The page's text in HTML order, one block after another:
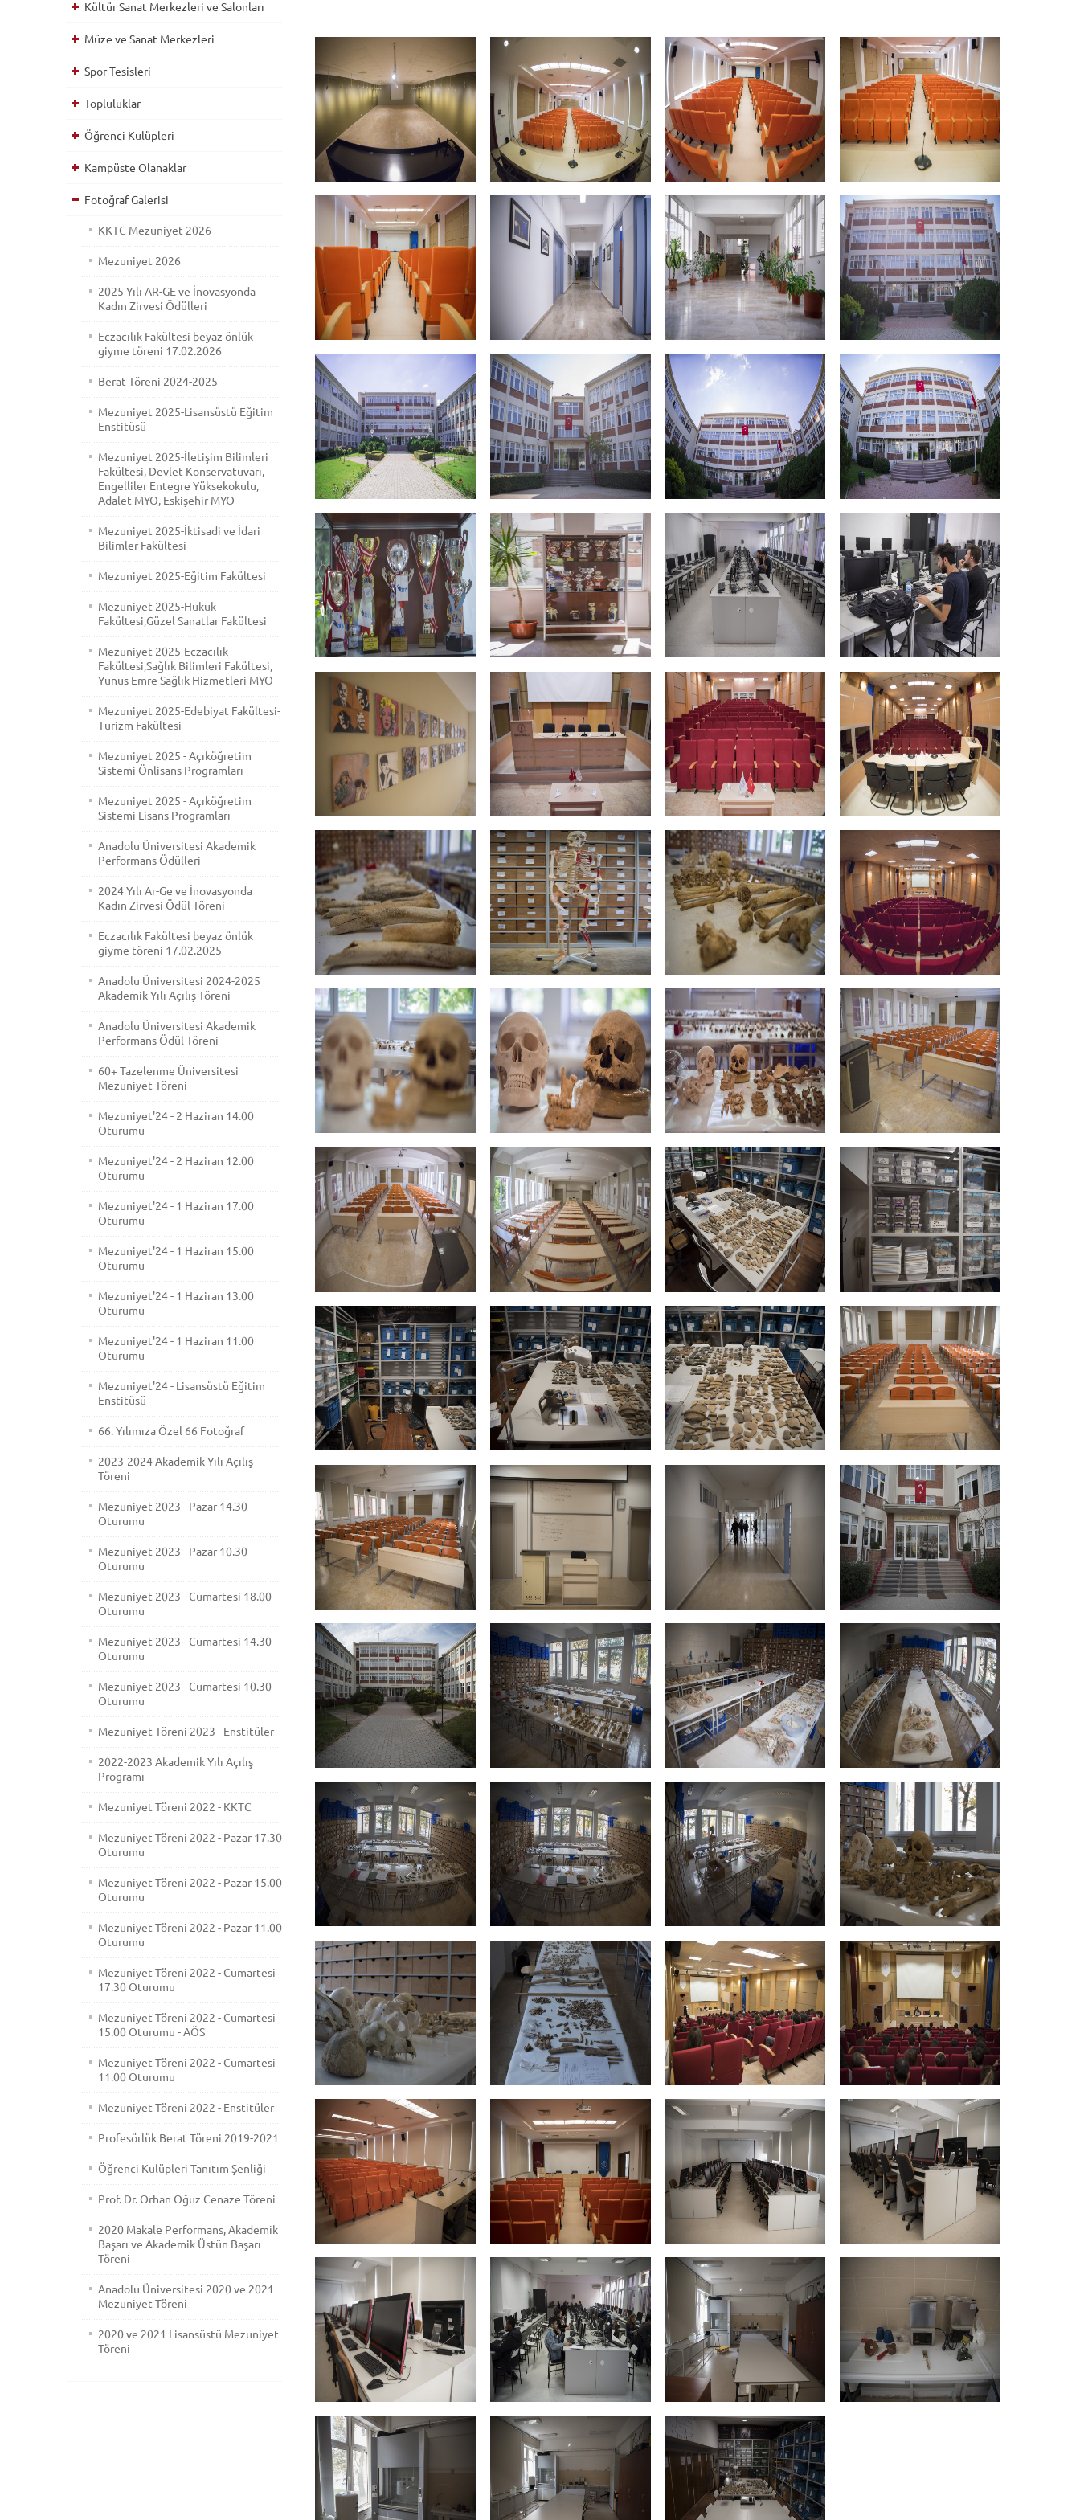
Kültür Sanat Merkezleri ve Salonları
Müze ve Sanat Merkezleri
Spor Tesisleri
Topluluklar
Öğrenci Kulüpleri
Kampüste Olanaklar
Fotoğraf Galerisi
KKTC Mezuniyet 2026
Mezuniyet 2026
2025 Yılı AR-GE ve İnovasyonda
Kadın Zirvesi Ödülleri
Eczacılık Fakültesi beyaz önlük
giyme töreni 17.02.2026
Berat Töreni 2024-2025
Mezuniyet 2025-Lisansüstü Eğitim
Enstitüsü
Mezuniyet 2025-İletişim Bilimleri
Fakültesi, Devlet Konservatuvarı,
Engelliler Entegre Yüksekokulu,
Adalet MYO, Eskişehir MYO
Mezuniyet 2025-İktisadi ve İdari
Bilimler Fakültesi
Mezuniyet 2025-Eğitim Fakültesi
Mezuniyet 2025-Hukuk
Fakültesi,Güzel Sanatlar Fakültesi
Mezuniyet 2025-Eczacılık
Fakültesi,Sağlık Bilimleri Fakültesi,
Yunus Emre Sağlık Hizmetleri MYO
Mezuniyet 2025-Edebiyat Fakültesi-
Turizm Fakültesi
Mezuniyet 2025 - Açıköğretim
Sistemi Önlisans Programları
Mezuniyet 2025 - Açıköğretim
Sistemi Lisans Programları
Anadolu Üniversitesi Akademik
Performans Ödülleri
2024 Yılı Ar-Ge ve İnovasyonda
Kadın Zirvesi Ödül Töreni
Eczacılık Fakültesi beyaz önlük
giyme töreni 17.02.2025
Anadolu Üniversitesi 2024-2025
Akademik Yılı Açılış Töreni
Anadolu Üniversitesi Akademik
Performans Ödül Töreni
60+ Tazelenme Üniversitesi
Mezuniyet Töreni
Mezuniyet'24 - 2 Haziran 14.00
Oturumu
Mezuniyet'24 - 2 Haziran 12.00
Oturumu
Mezuniyet'24 - 1 Haziran 17.00
Oturumu
Mezuniyet'24 - 1 Haziran 15.00
Oturumu
Mezuniyet'24 - 1 Haziran 13.00
Oturumu
Mezuniyet'24 - 1 Haziran 11.00
Oturumu
Mezuniyet'24 - Lisansüstü Eğitim
Enstitüsü
66. Yılımıza Özel 66 Fotoğraf
2023-2024 Akademik Yılı Açılış
Töreni
Mezuniyet 2023 - Pazar 14.30
Oturumu
Mezuniyet 2023 - Pazar 10.30
Oturumu
Mezuniyet 2023 - Cumartesi 18.00
Oturumu
Mezuniyet 2023 - Cumartesi 14.30
Oturumu
Mezuniyet 2023 - Cumartesi 10.30
Oturumu
Mezuniyet Töreni 2023 - Enstitüler
2022-2023 Akademik Yılı Açılış
Programı
Mezuniyet Töreni 2022 - KKTC
Mezuniyet Töreni 2022 - Pazar 17.30
Oturumu
Mezuniyet Töreni 2022 - Pazar 15.00
Oturumu
Mezuniyet Töreni 2022 - Pazar 11.00
Oturumu
Mezuniyet Töreni 2022 - Cumartesi
17.30 Oturumu
Mezuniyet Töreni 2022 - Cumartesi
15.00 Oturumu - AÖS
Mezuniyet Töreni 2022 - Cumartesi
11.00 Oturumu
Mezuniyet Töreni 2022 - Enstitüler
Profesörlük Berat Töreni 2019-2021
Öğrenci Kulüpleri Tanıtım Şenliği
Prof. Dr. Orhan Oğuz Cenaze Töreni
2020 Makale Performans, Akademik
Başarı ve Akademik Üstün Başarı
Töreni
Anadolu Üniversitesi 2020 ve 2021
Mezuniyet Töreni
2020 ve 2021 Lisansüstü Mezuniyet
Töreni